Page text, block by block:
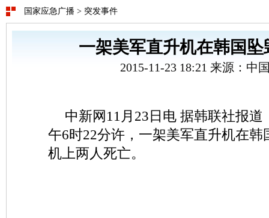
国家应急广播 > 突发事件
一架美军直升机在韩国
2015-11-23 18:21 来源：中
中新网11月23日电 据韩联社报道
午6时22分许，一架美军直升机在韩
机上两人死亡。